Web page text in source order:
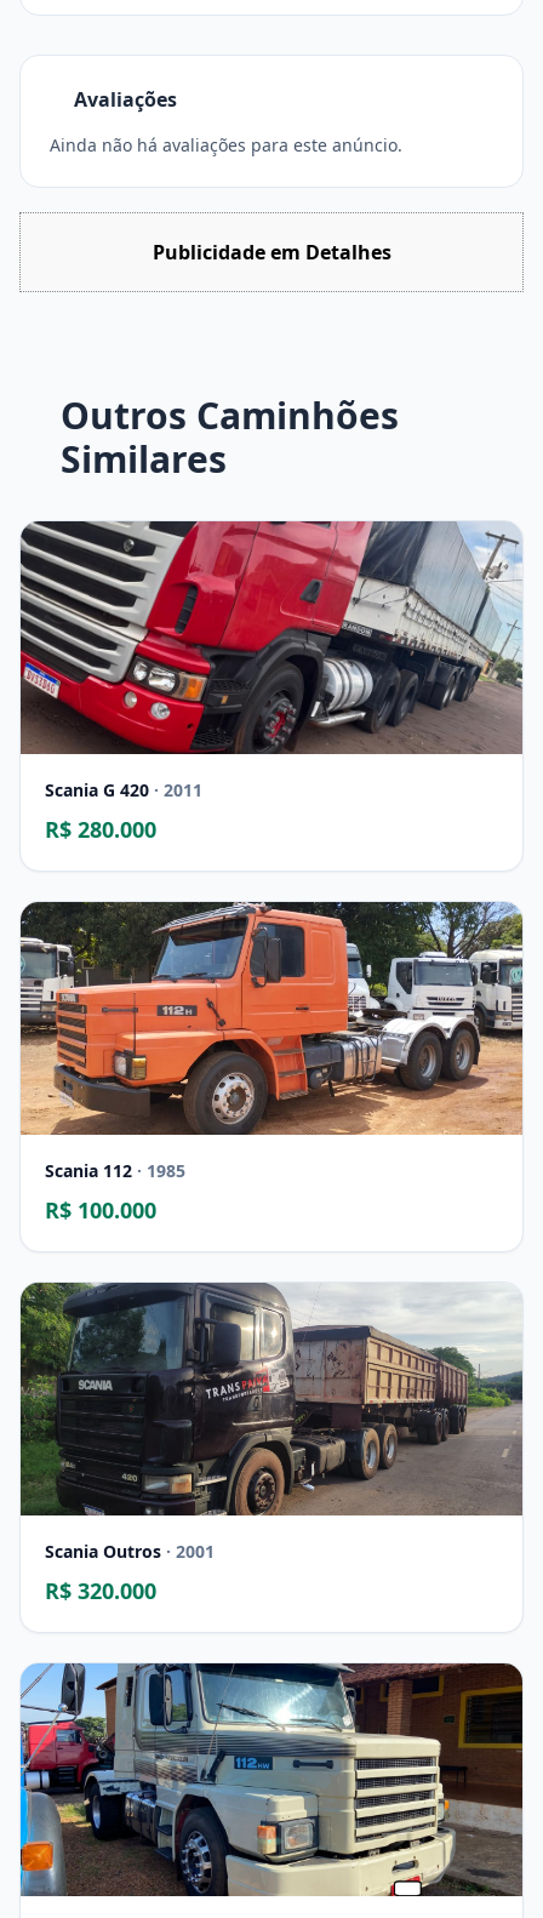
Avaliações
Ainda não há avaliações para este anúncio.
Publicidade em Detalhes
Outros Caminhões
Similares
Scania G 420 · 2011
R$ 280.000
Scania 112 · 1985
R$ 100.000
Scania Outros · 2001
R$ 320.000